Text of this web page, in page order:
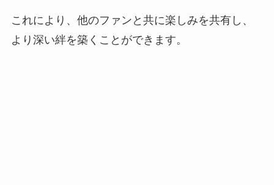
これにより、他のファンと共に楽しみを共有し、
より深い絆を築くことができます。